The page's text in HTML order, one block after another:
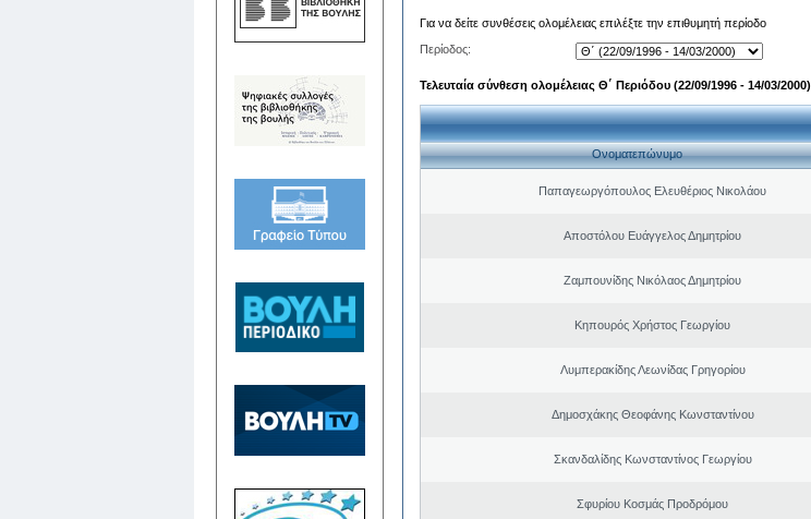
Για να δείτε συνθέσεις ολομέλειας επιλέξτε την επιθυμητή περίοδο
Περίοδος:
Τελευταία σύνθεση ολομέλειας Θ΄ Περιόδου (22/09/1996 - 14/03/2000)
Ονοματεπώνυμο
Παπαγεωργόπουλος Ελευθέριος Νικολάου
Αποστόλου Ευάγγελος Δημητρίου
Ζαμπουνίδης Νικόλαος Δημητρίου
Κηπουρός Χρήστος Γεωργίου
Λυμπερακίδης Λεωνίδας Γρηγορίου
Δημοσχάκης Θεοφάνης Κωνσταντίνου
Σκανδαλίδης Κωνσταντίνος Γεωργίου
Σφυρίου Κοσμάς Προδρόμου